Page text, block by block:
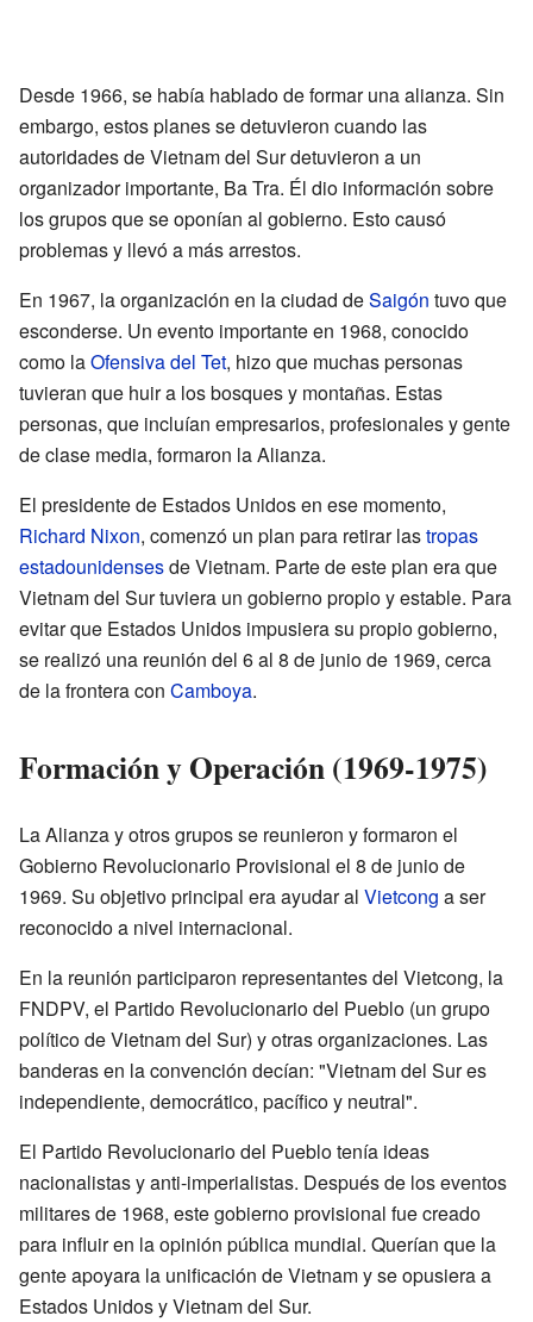
Desde 1966, se había hablado de formar una alianza. Sin
embargo, estos planes se detuvieron cuando las
autoridades de Vietnam del Sur detuvieron a un
organizador importante, Ba Tra. Él dio información sobre
los grupos que se oponían al gobierno. Esto causó
problemas y llevó a más arrestos.
En 1967, la organización en la ciudad deSaigón tuvo que
esconderse. Un evento importante en 1968, conocido
como laOfensiva del Tet, hizo que muchas personas
tuvieran que huir a los bosques y montañas. Estas
personas, que incluían empresarios, profesionales y gente
de clase media, formaron la Alianza.
El presidente de Estados Unidos en ese momento,
Richard Nixon, comenzó un plan para retirar lastropas
estadounidensesde Vietnam. Parte de este plan era que
Vietnam del Sur tuviera un gobierno propio y estable. Para
evitar que Estados Unidos impusiera su propio gobierno,
se realizó una reunión del 6 al 8 de junio de 1969, cerca
de la frontera con Camboya.
Formación y Operación (1969-1975)
La Alianza y otros grupos se reunieron y formaron el
Gobierno Revolucionario Provisional el 8 de junio de
1969. Su objetivo principal era ayudar al Vietcong a ser
reconocido a nivel internacional.
En la reunión participaron representantes del Vietcong, la
FNDPV, el Partido Revolucionario del Pueblo (un grupo
político de Vietnam del Sur) y otras organizaciones. Las
banderas en la convención decían: "Vietnam del Sur es
independiente, democrático, pacífico y neutral".
El Partido Revolucionario del Pueblo tenía ideas
nacionalistas y anti-imperialistas. Después de los eventos
militares de 1968, este gobierno provisional fue creado
para influir en la opinión pública mundial. Querían que la
gente apoyara la unificación de Vietnam y se opusiera a
Estados Unidos y Vietnam del Sur.